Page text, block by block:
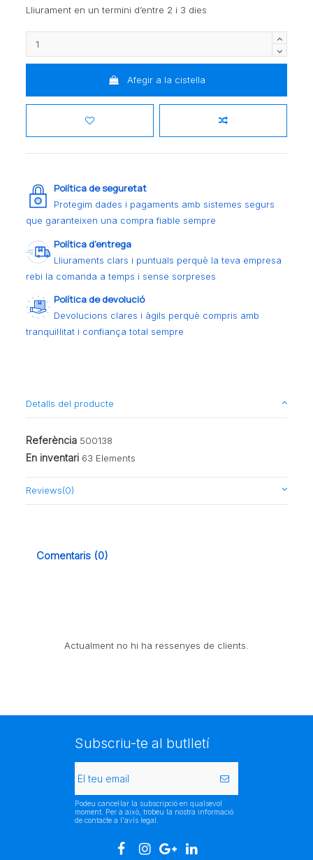
Lliurament en un termini d’entre 2 i 3 dies
Afegir a la cistella
Política de seguretat
Protegim dades i pagaments amb sistemes segurs
que garanteixen una compra fiable sempre
Política d’entrega
Lliuraments clars i puntuals perquè la teva empresa
rebi la comanda a temps i sense sorpreses
Política de devolució
Devolucions clares i àgils perquè compris amb
tranquil·litat i confiança total sempre
Detalls del producte
Referència 500138
En inventari 63 Elements
Reviews(0)
Comentaris (0)
Actualment no hi ha ressenyes de clients.
Subscriu-te al butlletí
Podeu cancel·lar la subscripció en qualsevol
moment. Per a això, trobeu la nostra informació
de contacte a l'avís legal.